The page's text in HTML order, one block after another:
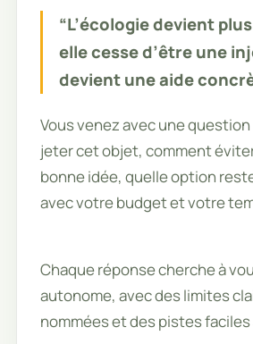
“L’écologie devient
elle cesse d’être une
devient une aide
Vous venez avec une
jeter cet objet, comment
bonne idée, quelle option
avec votre budget et votre
Chaque réponse cherche à
autonome, avec des limites
nommées et des pistes faciles